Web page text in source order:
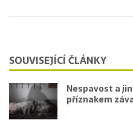
SOUVISEJÍCÍ ČLÁNKY
Nespavost a
příznakem